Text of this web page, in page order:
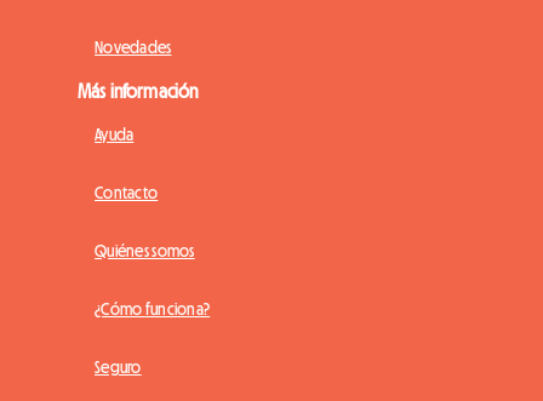
Novedades
Más información
Ayuda
Contacto
Quiénes somos
¿Cómo funciona?
Seguro